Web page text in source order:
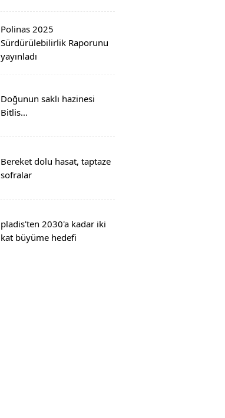
Polinas 2025
Sürdürülebilirlik Raporunu
yayınladı
Doğunun saklı hazinesi
Bitlis...
Bereket dolu hasat, taptaze
sofralar
pladis'ten 2030'a kadar iki
kat büyüme hedefi